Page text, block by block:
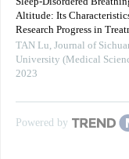
Altitude: Its
Research Progress in
TAN Lu, Journal of
University (Medical
2023
Powered by